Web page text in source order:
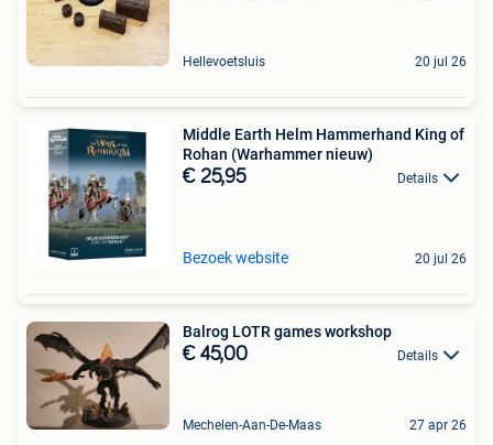
Hellevoetsluis 20 jul 26
Middle Earth Helm Hammerhand King of
Rohan (Warhammer nieuw)
€ 25,95 Details
Bezoek website 20 jul 26
Balrog LOTR games workshop
€ 45,00 Details
Mechelen-Aan-De-Maas 27 apr 26